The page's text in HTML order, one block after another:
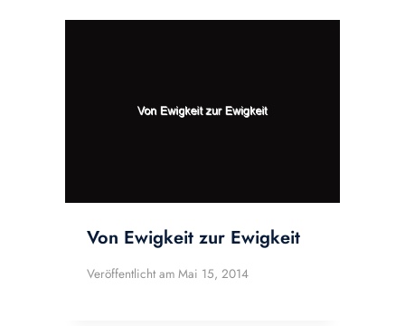
Von Ewigkeit zur Ewigkeit
Veröffentlicht am Mai 15, 2014